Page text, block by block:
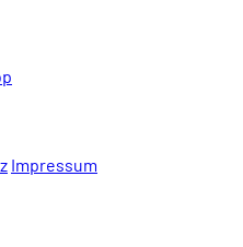
Impressum